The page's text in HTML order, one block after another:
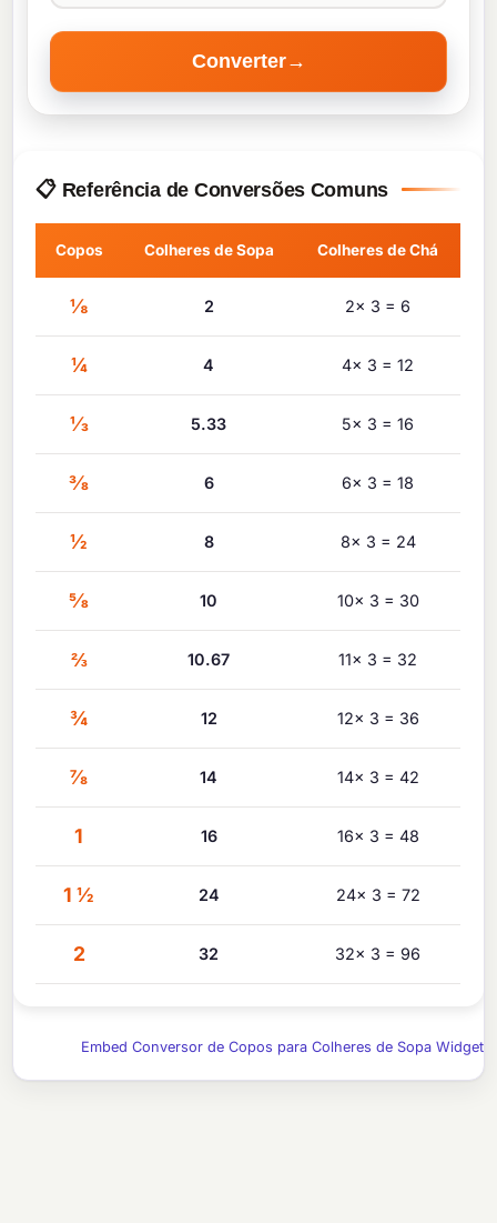
Converter→
📋 Referência de Conversões Comuns
Copos Colheres de Sopa Colheres de Chá
⅛ 2 2× 3 = 6
¼ 4 4× 3 = 12
⅓ 5.33 5× 3 = 16
⅜ 6 6× 3 = 18
½ 8 8× 3 = 24
⅝ 10 10× 3 = 30
⅔ 10.67 11× 3 = 32
¾ 12 12× 3 = 36
⅞ 14 14× 3 = 42
1 16 16× 3 = 48
1 ½ 24 24× 3 = 72
2 32 32× 3 = 96
Embed Conversor de Copos para Colheres de Sopa Widget